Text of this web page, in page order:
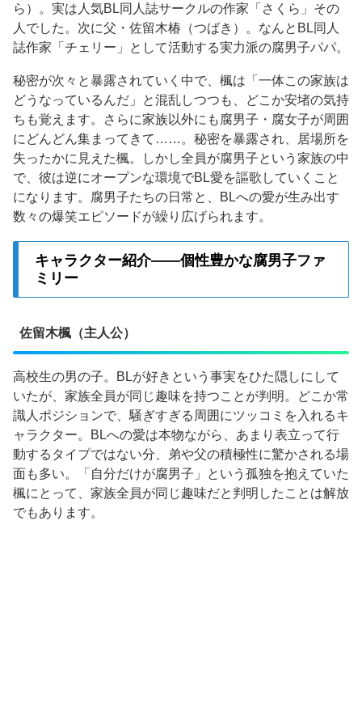
ら）。実は人気BL同人誌サークルの作家「さくら」その
人でした。次に父・佐留木椿（つばき）。なんとBL同人
誌作家「チェリー」として活動する実力派の腐男子パパ。
秘密が次々と暴露されていく中で、楓は「一体この家族は
どうなっているんだ」と混乱しつつも、どこか安堵の気持
ちも覚えます。さらに家族以外にも腐男子・腐女子が周囲
にどんどん集まってきて……。秘密を暴露され、居場所を
失ったかに見えた楓。しかし全員が腐男子という家族の中
で、彼は逆にオープンな環境でBL愛を謳歌していくこと
になります。腐男子たちの日常と、BLへの愛が生み出す
数々の爆笑エピソードが繰り広げられます。
キャラクター紹介——個性豊かな腐男子ファ
ミリー
佐留木楓（主人公）
高校生の男の子。BLが好きという事実をひた隠しにして
いたが、家族全員が同じ趣味を持つことが判明。どこか常
識人ポジションで、騒ぎすぎる周囲にツッコミを入れるキ
ャラクター。BLへの愛は本物ながら、あまり表立って行
動するタイプではない分、弟や父の積極性に驚かされる場
面も多い。「自分だけが腐男子」という孤独を抱えていた
楓にとって、家族全員が同じ趣味だと判明したことは解放
でもあります。